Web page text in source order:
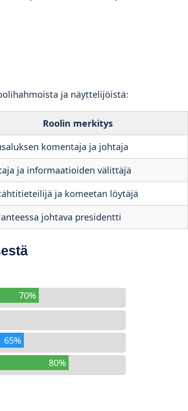
ja näyttelijöistä:
Roolin merkitys
komentaja ja johtaja
ja informaatioiden välittäjä
ja komeetan löytäjä
johtava presidentti
70%
65%
80%